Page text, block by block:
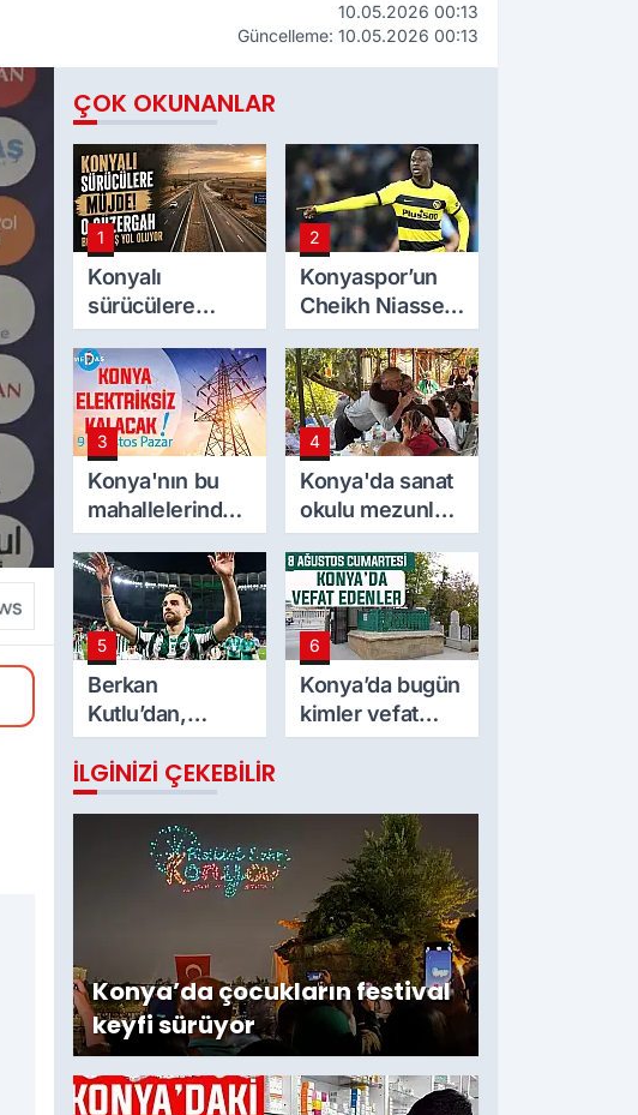
10.05.2026 00:13
Güncelleme: 10.05.2026 00:13
ÇOK OKUNANLAR
1
Konyalı
sürücülere
müjde! O
güzergah
bölünmüş yol
oluyor
2
Konyaspor’un
Cheikh Niasse
ilgisi
3
Konya'nın bu
mahallelerinde
elektrik
olmayacak! 9
Ağustos Pazar
4
Konya'da sanat
okulu mezunları
yarım asır sonra
bir araya geldi
5
Berkan
Kutlu’dan,
Konyaspor’a
veda
6
Konya’da bugün
kimler vefat
etti? 8 Ağustos
İLGINIZI ÇEKEBILIR
Konya’da çocukların festival
keyfi sürüyor